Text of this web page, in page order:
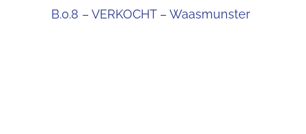
B.0.8 – VERKOCHT – Waasmunster